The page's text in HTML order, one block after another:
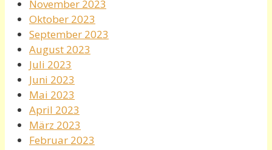
November 2023
Oktober 2023
September 2023
August 2023
Juli 2023
Juni 2023
Mai 2023
April 2023
März 2023
Februar 2023